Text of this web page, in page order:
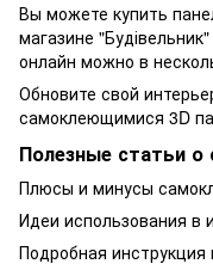
Вы можете купить
магазине
онлайн можно в
Обновите свой
самоклеющимися 3D
Полезные статьи о
Плюсы и минусы
Идеи использования в
Подробная